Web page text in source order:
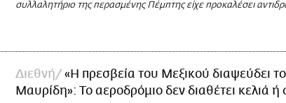
συλλαλητήριο της περασμένης Πέμπτης είχε προκαλέσει
Διεθνή
«Η πρεσβεία του Μεξικού διαψεύδει
Μαυρίδη»: Το αεροδρόμιο δεν διαθέτει κελιά